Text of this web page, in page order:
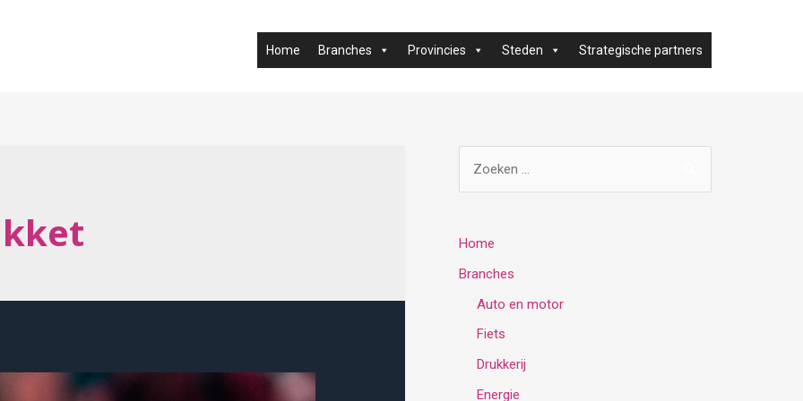
Home Branches Provincies Steden Strategische partners
k
e
Home
Branches
Auto en motor
Fiets
Drukkerij
Energie